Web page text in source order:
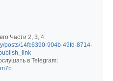
Части 2, 3, 4:
posts/14fc6390-904b-49fd-8714-
в Telegram: